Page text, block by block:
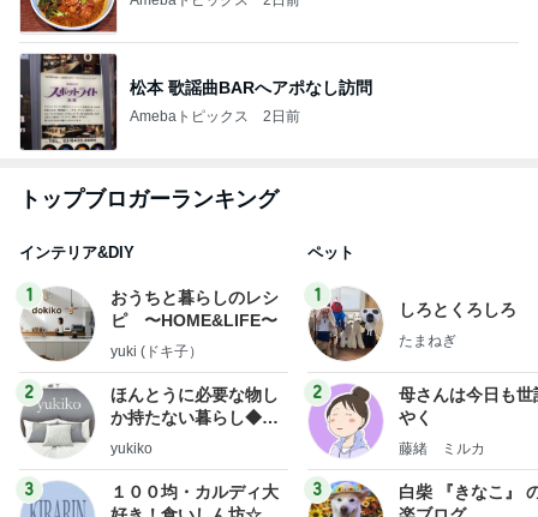
松本 歌謡曲BARへアポなし訪問
Amebaトピックス 2日前
トップブロガーランキング
インテリア&DIY
1
おうちと暮らしのレシ
ピ 〜HOME&LIFE〜
yuki (ドキ子）
2
ほんとうに必要な物し
か持たない暮らし◆Ke
ep Life Simple◆〜イ
ンテリアのきろく〜
yukiko
3
１００均・カルディ大
好き！食いしん坊☆き
ペット
1
しろとくろしろ
2
母さんは今日も世
やく
藤緒 ミルカ
3
白柴 『きなこ』
楽ブログ